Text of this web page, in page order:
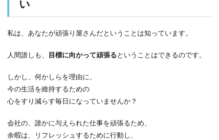
い
私は、あなたが頑張り屋さんだということは知っています。
人間誰しも、 目標に向かって頑張るということはできるのです。
しかし、何かしらを理由に、
今の生活を維持するための
心をすり減らす毎日になっていませんか？
会社の、 誰かに与えられた仕事を頑張るため、
余暇は、リフレッシュするために行動し、